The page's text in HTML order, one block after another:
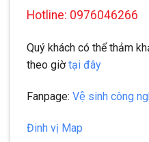
Hotline: 0976046266
Quý khách có thể thảm
theo giờtại đây
Fanpage: Vệ sinh công
Đinh vị Map